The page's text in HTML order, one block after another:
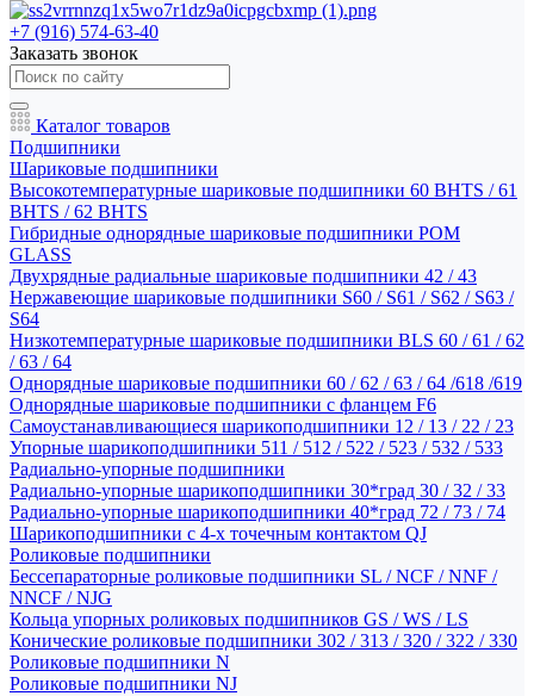
+7 (916) 574-63-40
Заказать звонок
Каталог товаров
Подшипники
Шариковые подшипники
Высокотемпературные шариковые подшипники 60 BHTS / 61
BHTS / 62 BHTS
Гибридные однорядные шариковые подшипники POM
GLASS
Двухрядные радиальные шариковые подшипники 42 / 43
Нержавеющие шариковые подшипники S60 / S61 / S62 / S63 /
S64
Низкотемпературные шариковые подшипники BLS 60 / 61 / 62
/ 63 / 64
Однорядные шариковые подшипники 60 / 62 / 63 / 64 /618 /619
Однорядные шариковые подшипники с фланцем F6
Самоустанавливающиеся шарикоподшипники 12 / 13 / 22 / 23
Упорные шарикоподшипники 511 / 512 / 522 / 523 / 532 / 533
Радиально-упорные подшипники
Радиально-упорные шарикоподшипники 30*град 30 / 32 / 33
Радиально-упорные шарикоподшипники 40*град 72 / 73 / 74
Шарикоподшипники с 4-х точечным контактом QJ
Роликовые подшипники
Бессепараторные роликовые подшипники SL / NCF / NNF /
NNCF / NJG
Кольца упорных роликовых подшипников GS / WS / LS
Конические роликовые подшипники 302 / 313 / 320 / 322 / 330
Роликовые подшипники N
Роликовые подшипники NJ